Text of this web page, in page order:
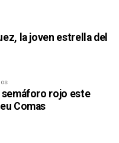
la joven estrella del
semáforo rojo este
Comas